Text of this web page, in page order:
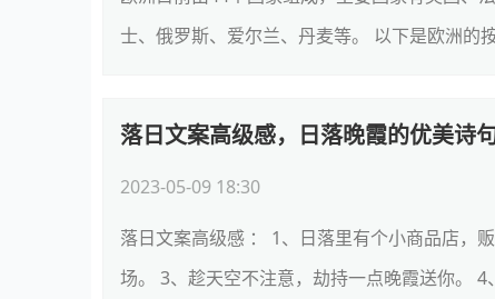
士、俄罗斯、爱尔兰、丹麦等。 以下是欧洲的
落日文案高级感，日落晚霞的优美诗
2023-05-09 18:30
落日文案高级感 ： 1、日落里有个小商品店，
场。 3、趁天空不注意，劫持一点晚霞送你。